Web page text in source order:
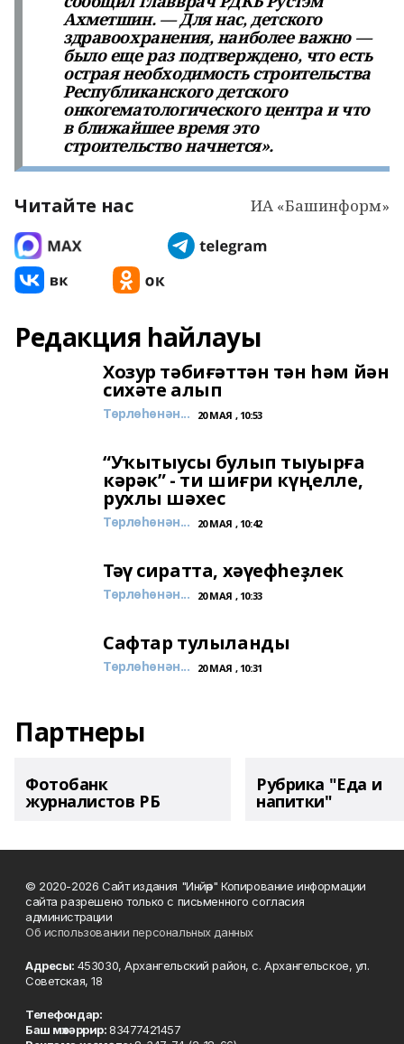
Ахметшин. — Для нас, детского
здравоохранения, наиболее важно —
было еще раз подтверждено, что есть
острая необходимость строительства
Республиканского детского
онкогематологического центра и что
в ближайшее время это
строительство начнется».
ИА «Башинформ»
Читайте нас
Редакция һайлауы
Хозур тәбиғәттән тән һәм йән
сихәте алып
Төрлөһөнән... 20 МАЯ , 10:53
“Уҡытыусы булып тыуырға
кәрәк” - ти шиғри күңелле,
рухлы шәхес
Төрлөһөнән... 20 МАЯ , 10:42
Тәү сиратта, хәүефһеҙлек
Төрлөһөнән... 20 МАЯ , 10:33
Сафтар тулыланды
Төрлөһөнән... 20 МАЯ , 10:31
Партнеры
Фотобанк
журналистов РБ
Рубрика "Еда и
напитки"
© 2020-2026 Сайт издания "Инйәр" Копирование информации
сайта разрешено только с письменного согласия
администрации
Об использовании персональных данных
Адресы: 453030, Архангельский район, с. Архангельское, ул.
Советская, 18
Телефондар:
Баш мөхәррир:83477421457